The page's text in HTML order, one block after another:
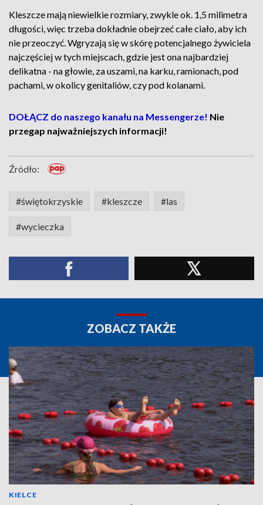
Kleszcze mają niewielkie rozmiary, zwykle ok. 1,5 milimetra
długości, więc trzeba dokładnie obejrzeć całe ciało, aby ich
nie przeoczyć. Wgryzają się w skórę potencjalnego żywiciela
najczęściej w tych miejscach, gdzie jest ona najbardziej
delikatna - na głowie, za uszami, na karku, ramionach, pod
pachami, w okolicy genitaliów, czy pod kolanami.
DOŁĄCZ do naszego kanału na Messengerze! Nie
przegap najważniejszych informacji!
Źródło:
#świętokrzyskie #kleszcze #las
#wycieczka
ZOBACZ TAKŻE
KIELCE